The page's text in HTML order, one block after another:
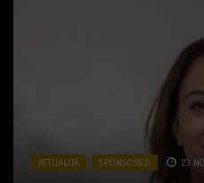
ATTUALITÀ SPONSORED 23
ATTUALITÀ CUCINA , SPONSORED
ATTUALITÀ SPONSORED 31